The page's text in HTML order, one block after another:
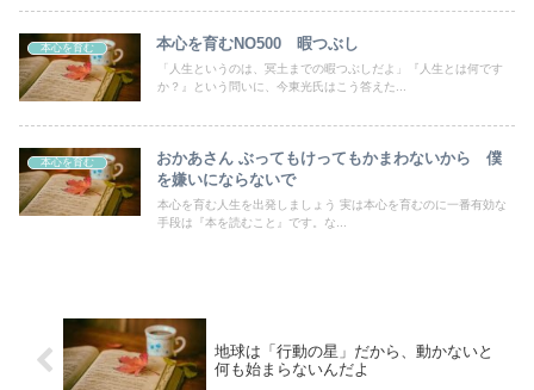
本心を育む 本心を育むNO500 暇つぶし
「人生というのは、冥土までの暇つぶしだよ」『人生とは何です
か？』という問いに、今東光氏はこう答えた...
本心を育む
おかあさん ぶってもけってもかまわないから 僕
を嫌いにならないで
本心を育む人生を出発しましょう 実は本心を育むのに一番有効な
手段は『本を読むこと』です。な...
地球は「行動の星」だから、動かないと
何も始まらないんだよ